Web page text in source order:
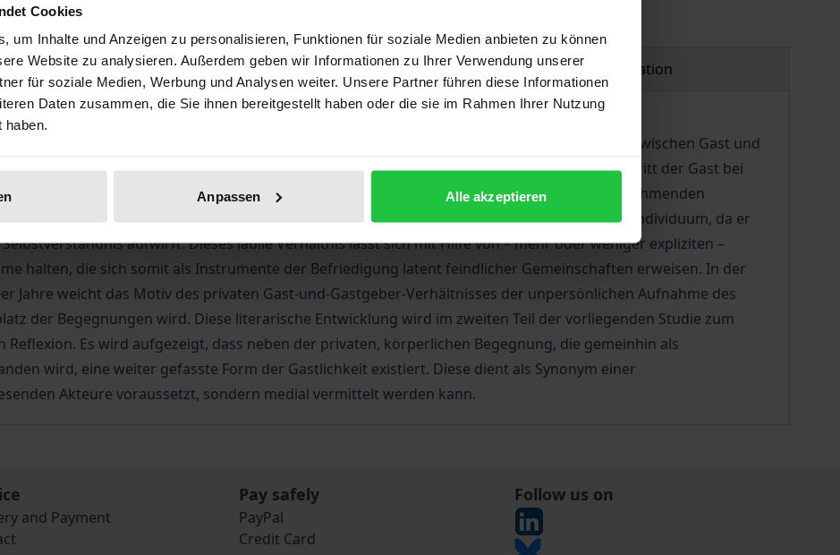
Cookies
um Inhalte und Anzeigen zu personalisieren, Funktionen für soziale Medien anbieten zu können
Website zu analysieren. Außerdem geben wir Informationen zu Ihrer Verwendung unserer
für soziale Medien, Werbung und Analysen weiter. Unsere Partner führen diese Informationen
Daten zusammen, die Sie ihnen bereitgestellt haben oder die sie im Rahmen Ihrer Nutzung
haben.
Anpassen Alle akzeptieren
Bibliographical data Product safety information
Begegnungen ausgetauscht, sie handeln auch oft davon, namentlich von der Begegnung zwischen Gast und
und der Gastlichkeit unterliegt jedoch einem historischen Wandel. Im 19. Jahrhundert tritt der Gast bei
oder Wilhelm Raabe als Schwellenfigur in Erscheinung: Indem er weder Teil der ihn aufnehmenden
derselben steht, verunsichert er sowohl die ihn aufnehmende Gemeinschaft als auch das Individuum, da er
aufwirft. Dieses labile Verhältnis lässt sich mit Hilfe von – mehr oder weniger expliziten –
halten, die sich somit als Instrumente der Befriedigung latent feindlicher Gemeinschaften erweisen. In der
Jahre weicht das Motiv des privaten Gast-und-Gastgeber-Verhältnisses der unpersönlichen Aufnahme des
der Begegnungen wird. Diese literarische Entwicklung wird im zweiten Teil der vorliegenden Studie zum
Es wird aufgezeigt, dass neben der privaten, körperlichen Begegnung, die gemeinhin als
wird, eine weiter gefasste Form der Gastlichkeit existiert. Diese dient als Synonym einer
Akteure voraussetzt, sondern medial vermittelt werden kann.
and Payment
Pay safely
PayPal
Credit Card
Follow us on